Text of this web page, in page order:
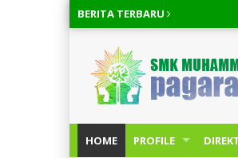
BERITA TERBARU
HOME PROFILE